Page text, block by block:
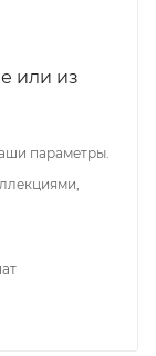
или из
параметры.